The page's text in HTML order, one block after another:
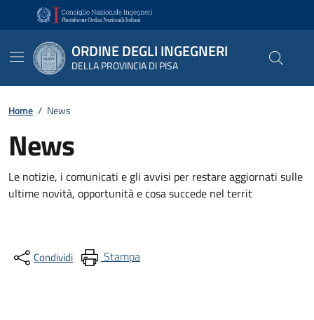
Vai ai contenuti
Vai al footer
ORDINE DEGLI INGEGNERI
DELLA PROVINCIA DI PISA
Home / News
News
Le notizie, i comunicati e gli avvisi per restare aggiornati sulle
ultime novità, opportunità e cosa succede nel territ
Condividi Stampa